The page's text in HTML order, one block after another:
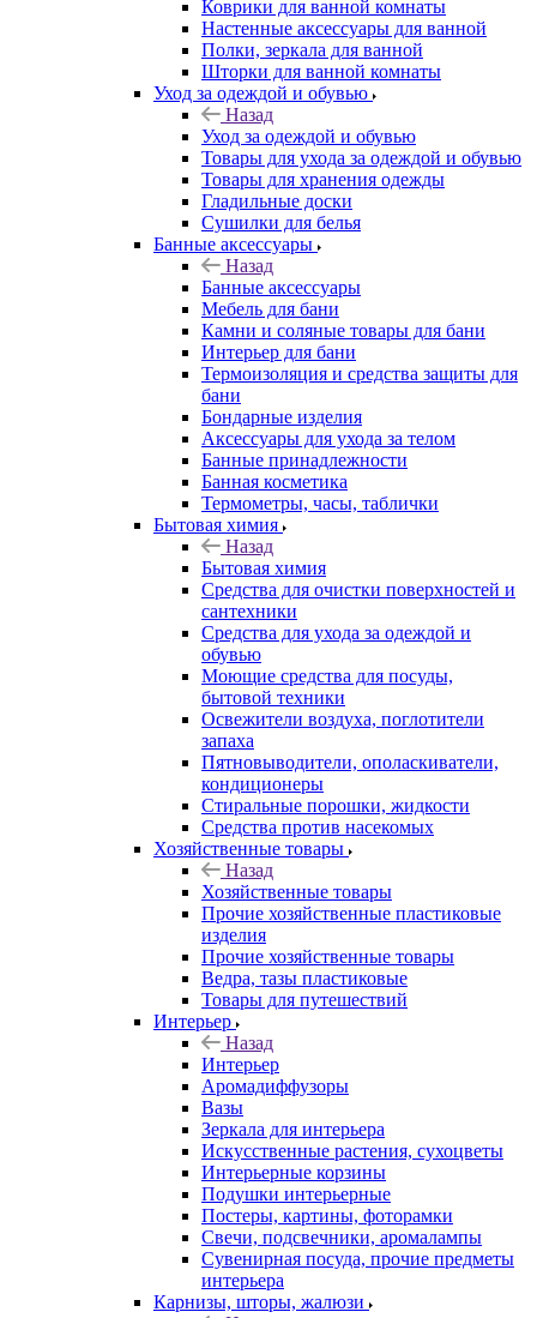
Коврики для ванной комнаты
Настенные аксессуары для ванной
Полки, зеркала для ванной
Шторки для ванной комнаты
Уход за одеждой и обувью
Назад
Уход за одеждой и обувью
Товары для ухода за одеждой и обувью
Товары для хранения одежды
Гладильные доски
Сушилки для белья
Банные аксессуары
Назад
Банные аксессуары
Мебель для бани
Камни и соляные товары для бани
Интерьер для бани
Термоизоляция и средства защиты для
бани
Бондарные изделия
Аксеcсуары для ухода за телом
Банные принадлежности
Банная косметика
Термометры, часы, таблички
Бытовая химия
Назад
Бытовая химия
Средства для очистки поверхностей и
сантехники
Средства для ухода за одеждой и
обувью
Моющие средства для посуды,
бытовой техники
Освежители воздуха, поглотители
запаха
Пятновыводители, ополаскиватели,
кондиционеры
Стиральные порошки, жидкости
Средства против насекомых
Хозяйственные товары
Назад
Хозяйственные товары
Прочие хозяйственные пластиковые
изделия
Прочие хозяйственные товары
Ведра, тазы пластиковые
Товары для путешествий
Интерьер
Назад
Интерьер
Аромадиффузоры
Вазы
Зеркала для интерьера
Искусственные растения, сухоцветы
Интерьерные корзины
Подушки интерьерные
Постеры, картины, фоторамки
Свечи, подсвечники, аромалампы
Сувенирная посуда, прочие предметы
интерьера
Карнизы, шторы, жалюзи